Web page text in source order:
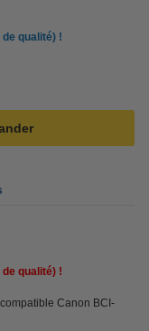
qualité) !
qualité) !
Canon BCI-